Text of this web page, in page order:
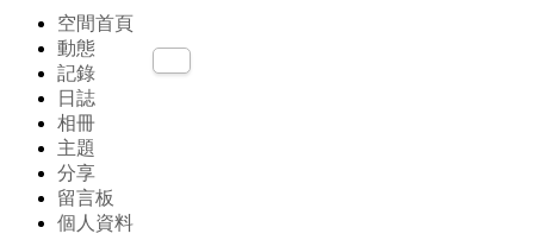
空間首頁
動態
記錄
日誌
相冊
主題
分享
留言板
個人資料